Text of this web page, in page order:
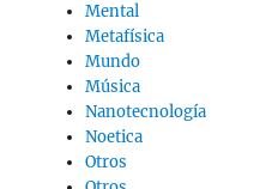
Mental
Metafísica
Mundo
Música
Nanotecnología
Noetica
Otros